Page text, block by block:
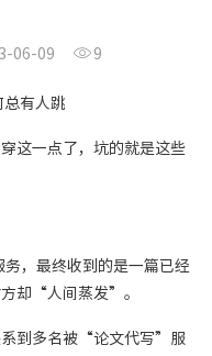
06-09 9
有人跳
一点了，坑的就是这些
最终收到的是一篇已经
方却“人间蒸发”。
到多名被“论文代写”服